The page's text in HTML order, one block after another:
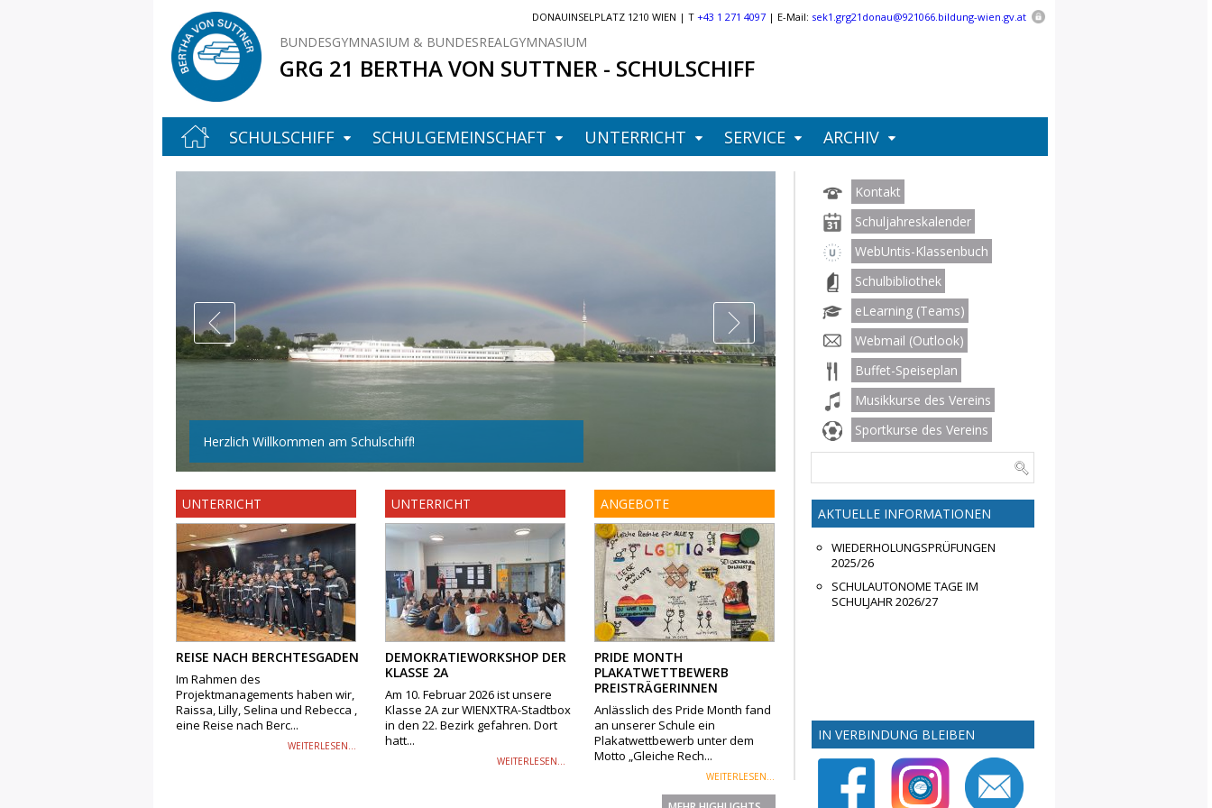
DONAUINSELPLATZ 1210 WIEN | T +43 1 271 4097| E-Mail: sek1.grg21donau@921066.bildung-wien.gv.at
BUNDESGYMNASIUM & BUNDESREALGYMNASIUM
GRG 21 BERTHA VON SUTTNER - SCHULSCHIFF
SCHULSCHIFF SCHULGEMEINSCHAFT UNTERRICHT SERVICE ARCHIV
Herzlich Willkommen am Schulschiff!
UNTERRICHT
REISE NACH BERCHTESGADEN
Im Rahmen des
Projektmanagements haben wir,
Raissa, Lilly, Selina und Rebecca ,
eine Reise nach Berc...
WEITERLESEN...
UNTERRICHT
DEMOKRATIEWORKSHOP DER
KLASSE 2A
Am 10. Februar 2026 ist unsere
Klasse 2A zur WIENXTRA-Stadtbox
in den 22. Bezirk gefahren. Dort
hatt...
WEITERLESEN...
ANGEBOTE
PRIDE MONTH
PLAKATWETTBEWERB
PREISTRÄGERINNEN
Anlässlich des Pride Month fand
an unserer Schule ein
Plakatwettbewerb unter dem
Motto „Gleiche Rech...
WEITERLESEN...
Kontakt
Schuljahreskalender
WebUntis-Klassenbuch
Schulbibliothek
eLearning (Teams)
Webmail (Outlook)
Buffet-Speiseplan
Musikkurse des Vereins
Sportkurse des Vereins
AKTUELLE INFORMATIONEN
WIEDERHOLUNGSPRÜFUNGEN
2025/26
SCHULAUTONOME TAGE IM
SCHULJAHR 2026/27
IN VERBINDUNG BLEIBEN